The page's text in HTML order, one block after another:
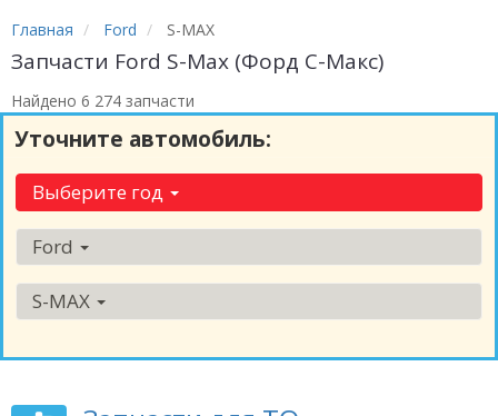
Главная Ford S-MAX
Запчасти Ford S-Max (Форд С-Макс)
Найдено 6 274 запчасти
Уточните автомобиль:
Выберите год
Ford
S-MAX